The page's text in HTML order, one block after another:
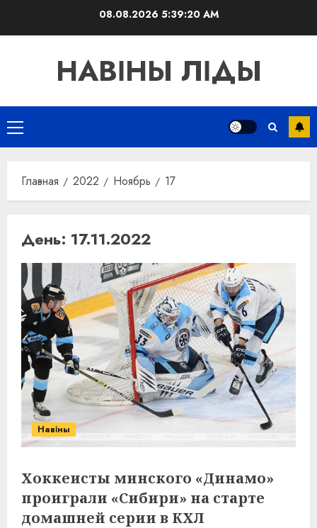
08.08.20265:39:21 AM
НАВІНЫ ЛІДЫ
Основное
меню
Главная 2022 Ноябрь 17
День: 17.11.2022
Навіны
Хоккеисты минского «Динамо»
проиграли «Сибири» на старте
домашней серии в КХЛ